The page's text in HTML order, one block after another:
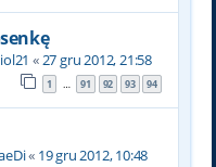
«27 gru 2012, 21:58
1 … 91 92 93 94
« 19 gru 2012, 10:48